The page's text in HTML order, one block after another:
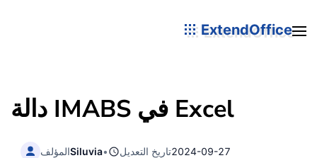
ExtendOffice
دالة IMABS في Excel
المؤلفSiluvia• تاريخ التعديل2024-09-27